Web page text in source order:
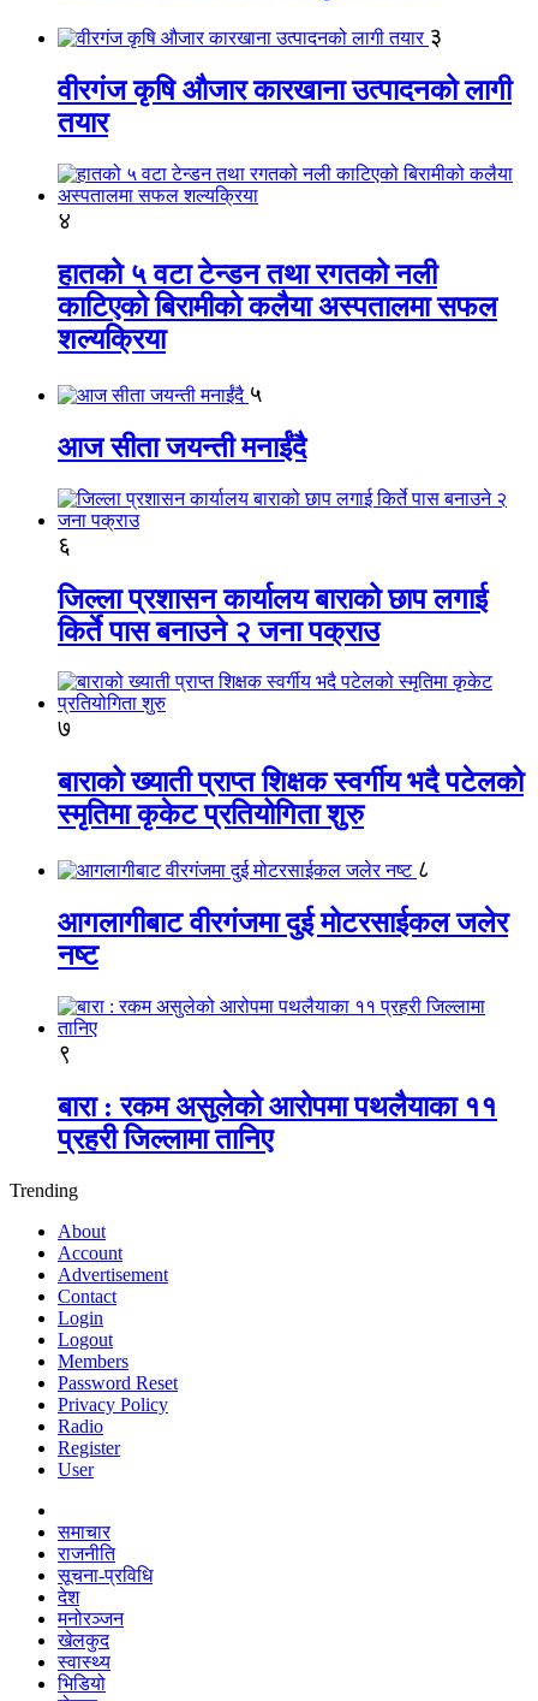
३
वीरगंज कृषि औजार कारखाना उत्पादनको लागी
तयार
४
हातको ५ वटा टेन्डन तथा रगतको नली
काटिएको बिरामीको कलैया अस्पतालमा सफल
शल्यक्रिया
५
आज सीता जयन्ती मनाईंदै
६
जिल्ला प्रशासन कार्यालय बाराको छाप लगाई
किर्ते पास बनाउने २ जना पक्राउ
७
बाराको ख्याती प्राप्त शिक्षक स्वर्गीय भदै पटेलको
स्मृतिमा कृकेट प्रतियोगिता शुरु
८
आगलागीबाट वीरगंजमा दुई मोटरसाईकल जलेर
नष्ट
९
बारा : रकम असुलेको आरोपमा पथलैयाका ११
प्रहरी जिल्लामा तानिए
Trending
About
Account
Advertisement
Contact
Login
Logout
Members
Password Reset
Privacy Policy
Radio
Register
User
समाचार
राजनीति
सूचना-प्रविधि
देश
मनोरञ्जन
खेलकुद
स्वास्थ्य
भिडियो